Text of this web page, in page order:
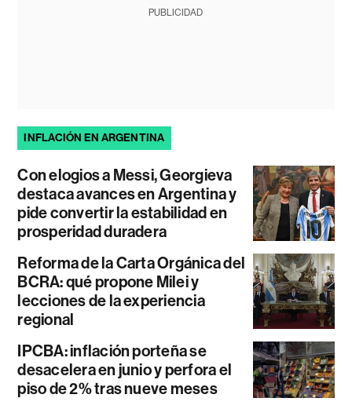
PUBLICIDAD
INFLACIÓN EN ARGENTINA
Con elogios a Messi, Georgieva
destaca avances en Argentina y
pide convertir la estabilidad en
prosperidad duradera
Reforma de la Carta Orgánica del
BCRA: qué propone Milei y
lecciones de la experiencia
regional
IPCBA: inflación porteña se
desacelera en junio y perfora el
piso de 2% tras nueve meses